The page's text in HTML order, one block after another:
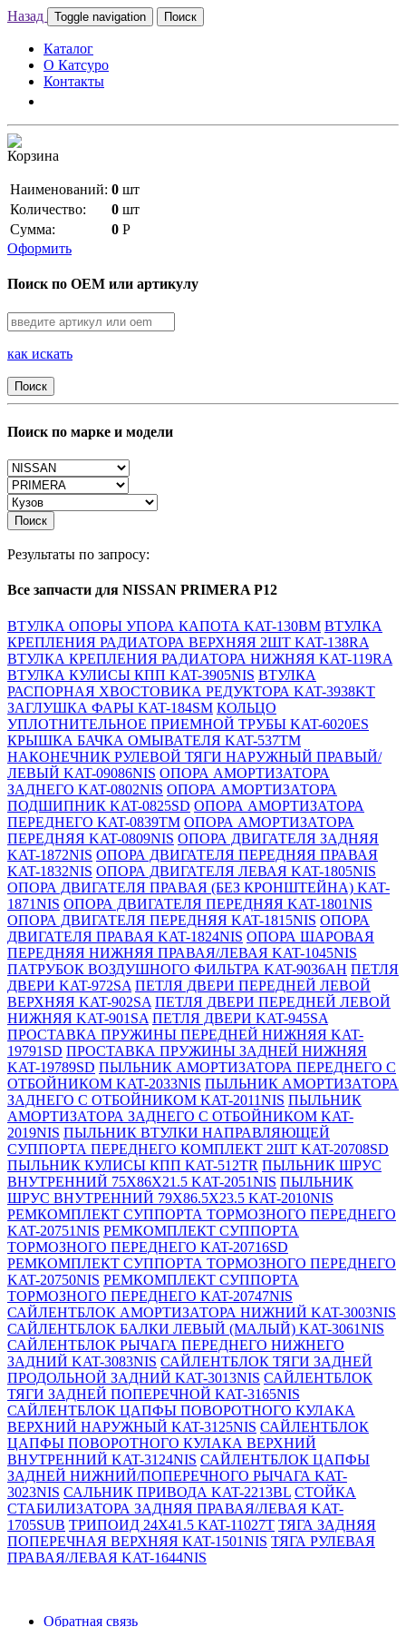
Назад Toggle navigation Поиск
Каталог
О Катсуро
Контакты
Корзина
Наименований: 0 шт
Количество:
0 шт
Сумма:
0 Р
Оформить
Поиск по OEM или артикулу
как искать
Поиск
Поиск по марке и модели
Поиск
Результаты по запросу:
Все запчасти для NISSAN PRIMERA P12
ВТУЛКА ОПОРЫ УПОРА КАПОТА KAT-130BM ВТУЛКА
КРЕПЛЕНИЯ РАДИАТОРА ВЕРХНЯЯ 2ШТ KAT-138RA
ВТУЛКА КРЕПЛЕНИЯ РАДИАТОРА НИЖНЯЯ KAT-119RA
ВТУЛКА КУЛИСЫ КПП KAT-3905NIS ВТУЛКА
РАСПОРНАЯ ХВОСТОВИКА РЕДУКТОРА KAT-3938KT
ЗАГЛУШКА ФАРЫ KAT-184SM КОЛЬЦО
УПЛОТНИТЕЛЬНОЕ ПРИЕМНОЙ ТРУБЫ KAT-6020ES
КРЫШКА БАЧКА ОМЫВАТЕЛЯ KAT-537TM
НАКОНЕЧНИК РУЛЕВОЙ ТЯГИ НАРУЖНЫЙ ПРАВЫЙ/
ЛЕВЫЙ KAT-09086NIS ОПОРА АМОРТИЗАТОРА
ЗАДНЕГО KAT-0802NIS ОПОРА АМОРТИЗАТОРА
ПОДШИПНИК KAT-0825SD ОПОРА АМОРТИЗАТОРА
ПЕРЕДНЕГО KAT-0839TM ОПОРА АМОРТИЗАТОРА
ПЕРЕДНЯЯ KAT-0809NIS ОПОРА ДВИГАТЕЛЯ ЗАДНЯЯ
KAT-1872NIS ОПОРА ДВИГАТЕЛЯ ПЕРЕДНЯЯ ПРАВАЯ
KAT-1832NIS ОПОРА ДВИГАТЕЛЯ ЛЕВАЯ KAT-1805NIS
ОПОРА ДВИГАТЕЛЯ ПРАВАЯ (БЕЗ КРОНШТЕЙНА) KAT-
1871NIS ОПОРА ДВИГАТЕЛЯ ПЕРЕДНЯЯ KAT-1801NIS
ОПОРА ДВИГАТЕЛЯ ПЕРЕДНЯЯ KAT-1815NIS ОПОРА
ДВИГАТЕЛЯ ПРАВАЯ KAT-1824NIS ОПОРА ШАРОВАЯ
ПЕРЕДНЯЯ НИЖНЯЯ ПРАВАЯ/ЛЕВАЯ KAT-1045NIS
ПАТРУБОК ВОЗДУШНОГО ФИЛЬТРА KAT-9036AH ПЕТЛЯ
ДВЕРИ KAT-972SA ПЕТЛЯ ДВЕРИ ПЕРЕДНЕЙ ЛЕВОЙ
ВЕРХНЯЯ KAT-902SA ПЕТЛЯ ДВЕРИ ПЕРЕДНЕЙ ЛЕВОЙ
НИЖНЯЯ KAT-901SA ПЕТЛЯ ДВЕРИ KAT-945SA
ПРОСТАВКА ПРУЖИНЫ ПЕРЕДНЕЙ НИЖНЯЯ KAT-
19791SD ПРОСТАВКА ПРУЖИНЫ ЗАДНЕЙ НИЖНЯЯ
KAT-19789SD ПЫЛЬНИК АМОРТИЗАТОРА ПЕРЕДНЕГО С
ОТБОЙНИКОМ KAT-2033NIS ПЫЛЬНИК АМОРТИЗАТОРА
ЗАДНЕГО С ОТБОЙНИКОМ KAT-2011NIS ПЫЛЬНИК
АМОРТИЗАТОРА ЗАДНЕГО С ОТБОЙНИКОМ KAT-
2019NIS ПЫЛЬНИК ВТУЛКИ НАПРАВЛЯЮЩЕЙ
СУППОРТА ПЕРЕДНЕГО КОМПЛЕКТ 2ШТ KAT-20708SD
ПЫЛЬНИК КУЛИСЫ КПП KAT-512TR ПЫЛЬНИК ШРУС
ВНУТРЕННИЙ 75X86X21.5 KAT-2051NIS ПЫЛЬНИК
ШРУС ВНУТРЕННИЙ 79X86.5X23.5 KAT-2010NIS
РЕМКОМПЛЕКТ СУППОРТА ТОРМОЗНОГО ПЕРЕДНЕГО
KAT-20751NIS РЕМКОМПЛЕКТ СУППОРТА
ТОРМОЗНОГО ПЕРЕДНЕГО KAT-20716SD
РЕМКОМПЛЕКТ СУППОРТА ТОРМОЗНОГО ПЕРЕДНЕГО
KAT-20750NIS РЕМКОМПЛЕКТ СУППОРТА
ТОРМОЗНОГО ПЕРЕДНЕГО KAT-20747NIS
САЙЛЕНТБЛОК АМОРТИЗАТОРА НИЖНИЙ KAT-3003NIS
САЙЛЕНТБЛОК БАЛКИ ЛЕВЫЙ (МАЛЫЙ) KAT-3061NIS
САЙЛЕНТБЛОК РЫЧАГА ПЕРЕДНЕГО НИЖНЕГО
ЗАДНИЙ KAT-3083NIS САЙЛЕНТБЛОК ТЯГИ ЗАДНЕЙ
ПРОДОЛЬНОЙ ЗАДНИЙ KAT-3013NIS САЙЛЕНТБЛОК
ТЯГИ ЗАДНЕЙ ПОПЕРЕЧНОЙ KAT-3165NIS
САЙЛЕНТБЛОК ЦАПФЫ ПОВОРОТНОГО КУЛАКА
ВЕРХНИЙ НАРУЖНЫЙ KAT-3125NIS САЙЛЕНТБЛОК
ЦАПФЫ ПОВОРОТНОГО КУЛАКА ВЕРХНИЙ
ВНУТРЕННИЙ KAT-3124NIS САЙЛЕНТБЛОК ЦАПФЫ
ЗАДНЕЙ НИЖНИЙ/ПОПЕРЕЧНОГО РЫЧАГА KAT-
3023NIS САЛЬНИК ПРИВОДА KAT-2213BL СТОЙКА
СТАБИЛИЗАТОРА ЗАДНЯЯ ПРАВАЯ/ЛЕВАЯ KAT-
1705SUB ТРИПОИД 24X41.5 KAT-11027T ТЯГА ЗАДНЯЯ
ПОПЕРЕЧНАЯ ВЕРХНЯЯ KAT-1501NIS ТЯГА РУЛЕВАЯ
ПРАВАЯ/ЛЕВАЯ KAT-1644NIS
Обратная связь